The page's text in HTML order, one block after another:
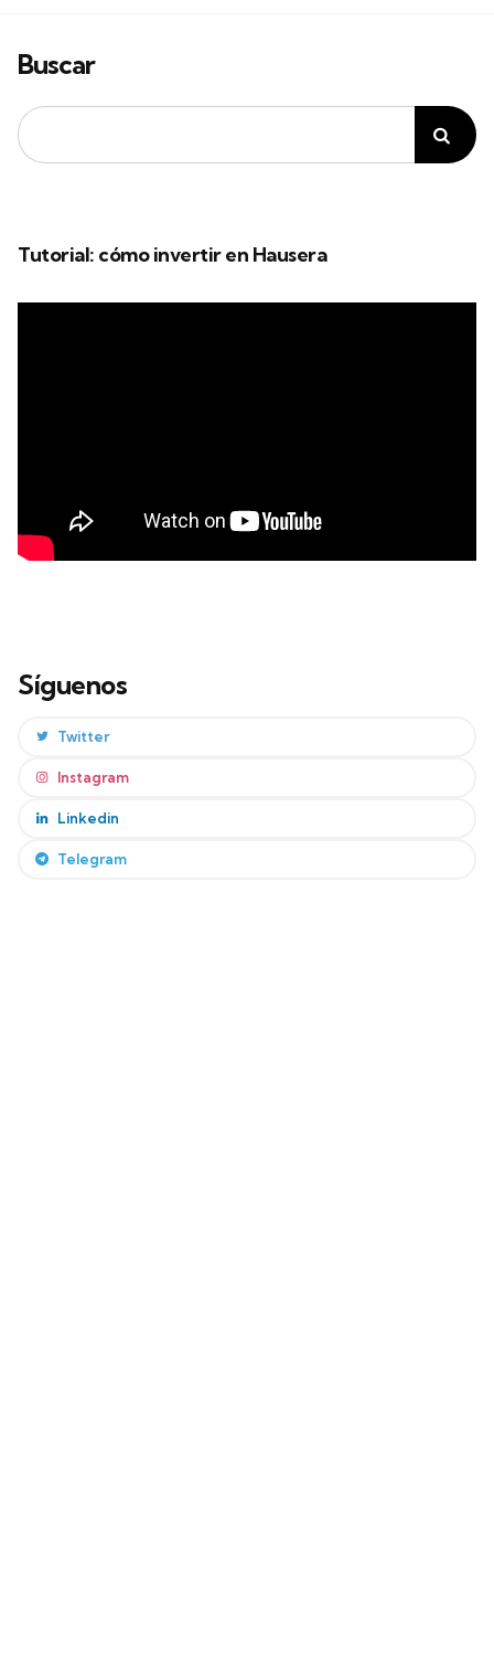
Buscar
Tutorial: cómo invertir en Hausera
Síguenos
Twitter
Instagram
Linkedin
Telegram